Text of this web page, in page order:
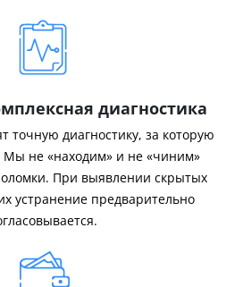
диагностика
точную диагностику, за которую
Мы не «находим» и не «чиним»
При выявлении скрытых
устранение предварительно